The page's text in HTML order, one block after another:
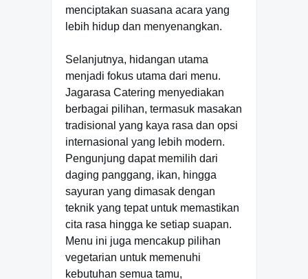
menciptakan suasana acara yang
lebih hidup dan menyenangkan.
Selanjutnya, hidangan utama
menjadi fokus utama dari menu.
Jagarasa Catering menyediakan
berbagai pilihan, termasuk masakan
tradisional yang kaya rasa dan opsi
internasional yang lebih modern.
Pengunjung dapat memilih dari
daging panggang, ikan, hingga
sayuran yang dimasak dengan
teknik yang tepat untuk memastikan
cita rasa hingga ke setiap suapan.
Menu ini juga mencakup pilihan
vegetarian untuk memenuhi
kebutuhan semua tamu,